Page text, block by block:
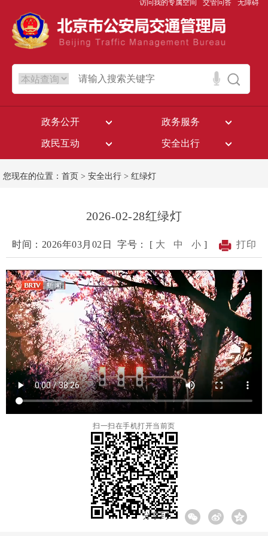
访问我的专属空间 交管问答 无障碍
政务公开 政务服务
政民互动 安全出行
您现在的位置： 首页 > 安全出行 > 红绿灯
2026-02-28红绿灯
时间：2026年03月02日 字号： [ 大 中 小 ] 打印
扫一扫在手机打开当前页
分享到: